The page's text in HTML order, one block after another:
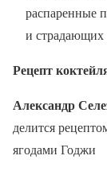
распаренные
и страдающих
Рецепт
Александр
делится
ягодами Годжи